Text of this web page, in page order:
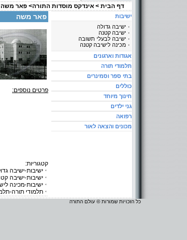
דף הבית > אינדקס מוסדות התורה> פאר משה
פאר משה
פרטים נוספים:
קטגוריות:
ישיבות-ישיבה
ישיבות-ישיבה
ישיבות-מכינה
תלמודי תורה-
ישיבות
ישיבה גדולה
ישיבה קטנה
ישיבה לבעלי תשובה
מכינה לישיבה קטנה
אגודות וארגונים
תלמודי תורה
בתי ספר וסמינרים
כוללים
חינוך מיוחד
גני ילדים
רפואה
מכונים והצאה לאור
כל הזכויות שמורות © עולם התורה